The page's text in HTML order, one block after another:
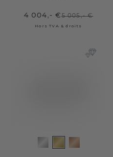
4 004,- €5 005,- €
Hors TVA & droits